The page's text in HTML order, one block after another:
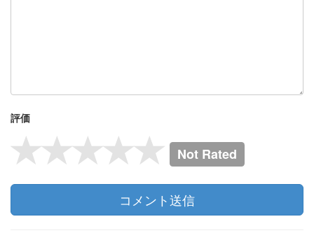
評価
Not Rated
コメント送信